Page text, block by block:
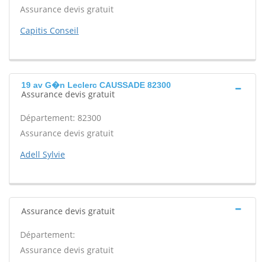
Assurance devis gratuit
Capitis Conseil
19 av G�n Leclerc CAUSSADE 82300
Assurance devis gratuit
Département: 82300
Assurance devis gratuit
Adell Sylvie
Assurance devis gratuit
Département:
Assurance devis gratuit